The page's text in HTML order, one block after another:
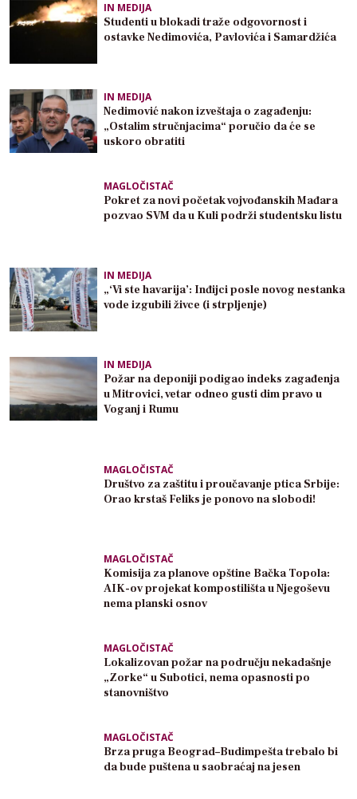
IN MEDIJA
Studenti u blokadi traže odgovornost i
ostavke Nedimovića, Pavlovića i Samardžića
IN MEDIJA
Nedimović nakon izveštaja o zagađenju:
„Ostalim stručnjacima“ poručio da će se
uskoro obratiti
MAGLOČISTAČ
Pokret za novi početak vojvođanskih Mađara
pozvao SVM da u Kuli podrži studentsku listu
IN MEDIJA
„‘Vi ste havarija’: Inđijci posle novog nestanka
vode izgubili živce (i strpljenje)
IN MEDIJA
Požar na deponiji podigao indeks zagađenja
u Mitrovici, vetar odneo gusti dim pravo u
Voganj i Rumu
MAGLOČISTAČ
Društvo za zaštitu i proučavanje ptica Srbije:
Orao krstaš Feliks je ponovo na slobodi!
MAGLOČISTAČ
Komisija za planove opštine Bačka Topola:
AIK-ov projekat kompostilišta u Njegoševu
nema planski osnov
MAGLOČISTAČ
Lokalizovan požar na području nekadašnje
„Zorke“ u Subotici, nema opasnosti po
stanovništvo
MAGLOČISTAČ
Brza pruga Beograd–Budimpešta trebalo bi
da bude puštena u saobraćaj na jesen